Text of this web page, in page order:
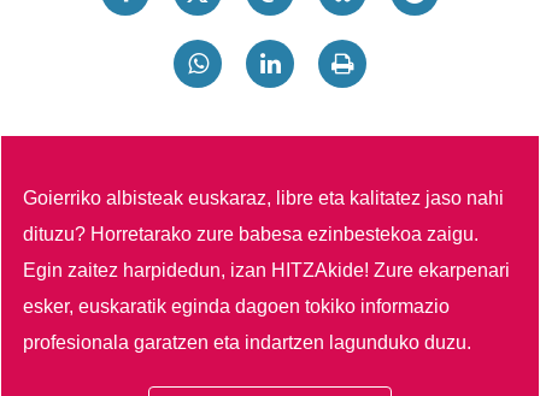
Goierriko albisteak euskaraz, libre eta kalitatez jaso nahi
dituzu? Horretarako zure babesa ezinbestekoa zaigu.
Egin zaitez harpidedun, izan HITZAkide!Zure ekarpenari
esker, euskaratik eginda dagoen tokiko informazio
profesionala garatzen eta indartzen lagunduko duzu.